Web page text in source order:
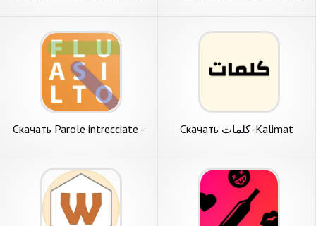
на Андроид
Скачать Parole intrecciate -
на Андроид
Скачать كلمات-Kalimat